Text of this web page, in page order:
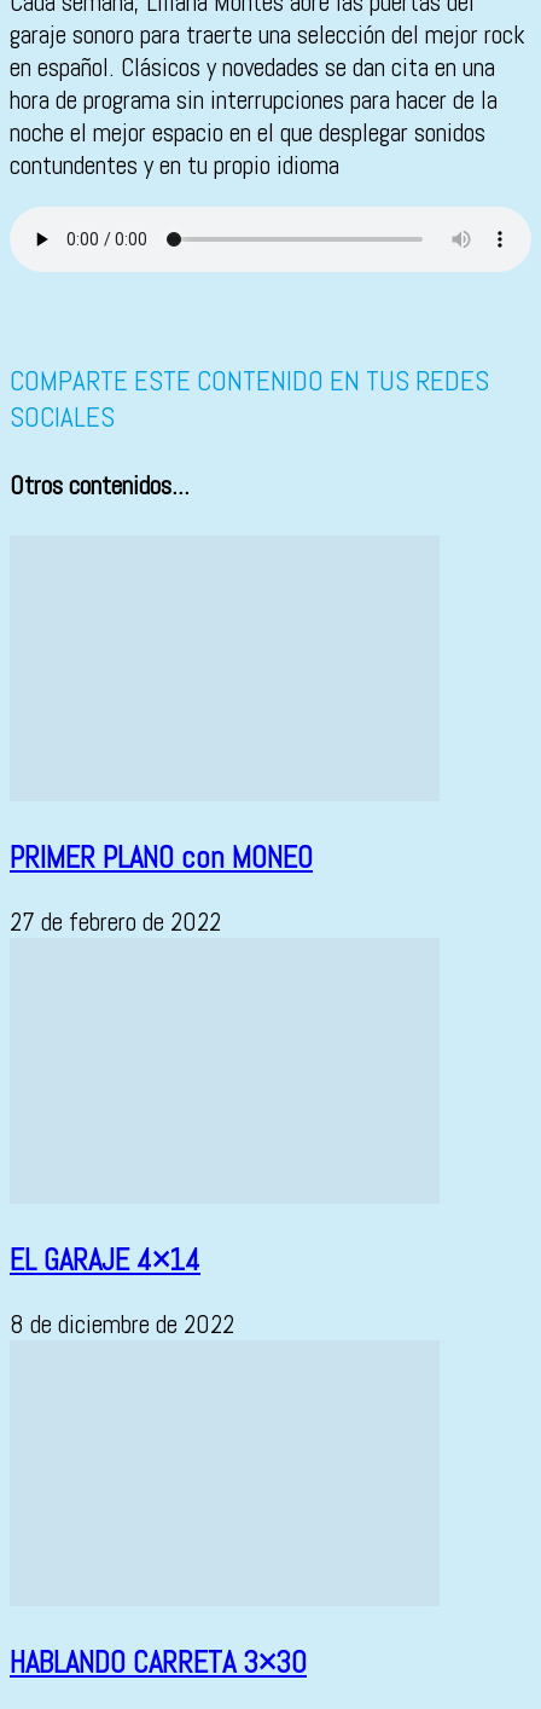
garaje sonoro para traerte una selección del mejor rock
en español. Clásicos y novedades se dan cita en una
hora de programa sin interrupciones para hacer de la
noche el mejor espacio en el que desplegar sonidos
contundentes y en tu propio idioma
COMPARTE ESTE CONTENIDO EN TUS REDES
SOCIALES
Otros contenidos...
PRIMER PLANO con MONEO
27 de febrero de 2022
EL GARAJE 4×14
8 de diciembre de 2022
HABLANDO CARRETA 3×30